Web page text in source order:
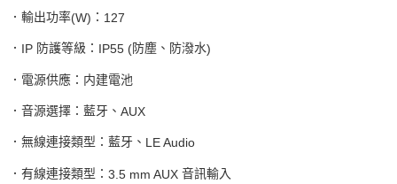
．輸出功率(W) ： 127
． IP 防護等級： IP55 (防塵、防潑水)
．電源供應：内建電池
．音源選擇：藍牙、 AUX
．無線連接類型：藍牙、 LE Audio
．有線連接類型： 3.5 mm AUX 音訊輸入